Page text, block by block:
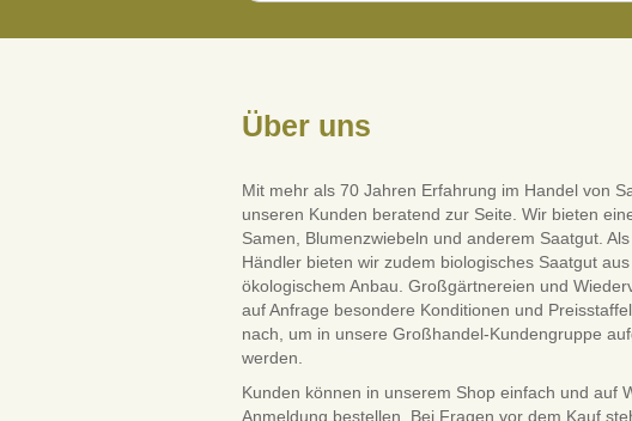
Über uns
Mit mehr als 70 Jahren Erfahrung im Handel von
unseren Kunden beratend zur Seite. Wir bieten
Samen, Blumenzwiebeln und anderem Saatgut.
Händler bieten wir zudem biologisches Saatgut
ökologischem Anbau. Großgärtnereien und
auf Anfrage besondere Konditionen und
nach, um in unsere Großhandel-Kundengruppe
werden.
Kunden können in unserem Shop einfach und auf
Anmeldung bestellen. Bei Fragen vor dem Kauf